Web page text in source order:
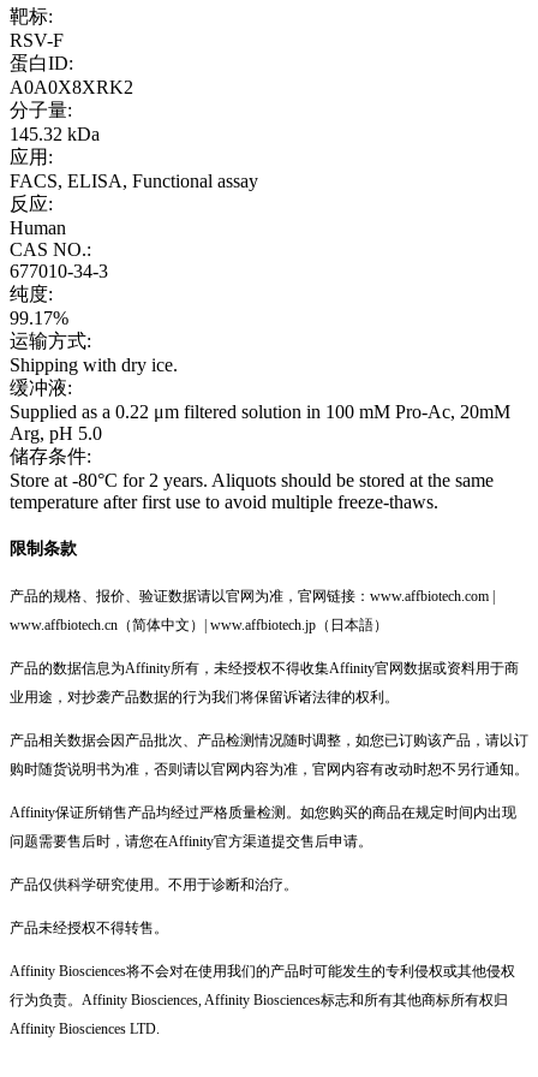
靶标:
RSV-F
蛋白ID:
A0A0X8XRK2
分子量:
145.32 kDa
应用:
FACS, ELISA, Functional assay
反应:
Human
CAS NO.:
677010-34-3
纯度:
99.17%
运输方式:
Shipping with dry ice.
缓冲液:
Supplied as a 0.22 μm filtered solution in 100 mM Pro-Ac, 20mM
Arg, pH 5.0
储存条件:
Store at -80°C for 2 years. Aliquots should be stored at the same
temperature after first use to avoid multiple freeze-thaws.
限制条款
产品的规格、报价、验证数据请以官网为准，官网链接：www.affbiotech.com |
www.affbiotech.cn（简体中文）| www.affbiotech.jp（日本語）
产品的数据信息为Affinity所有，未经授权不得收集Affinity官网数据或资料用于商
业用途，对抄袭产品数据的行为我们将保留诉诸法律的权利。
产品相关数据会因产品批次、产品检测情况随时调整，如您已订购该产品，请以订
购时随货说明书为准，否则请以官网内容为准，官网内容有改动时恕不另行通知。
Affinity保证所销售产品均经过严格质量检测。如您购买的商品在规定时间内出现
问题需要售后时，请您在Affinity官方渠道提交售后申请。
产品仅供科学研究使用。不用于诊断和治疗。
产品未经授权不得转售。
Affinity Biosciences将不会对在使用我们的产品时可能发生的专利侵权或其他侵权
行为负责。Affinity Biosciences, Affinity Biosciences标志和所有其他商标所有权归
Affinity Biosciences LTD.